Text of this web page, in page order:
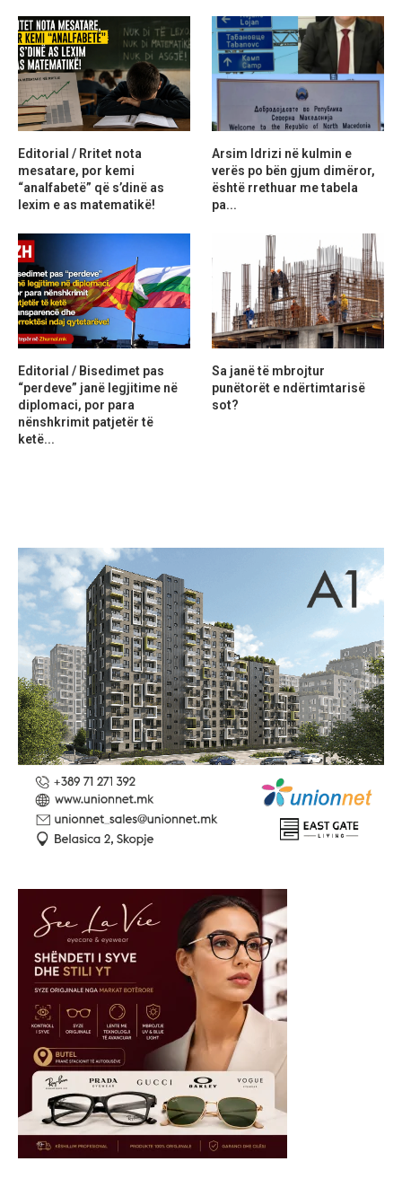
Editorial / Rritet nota
mesatare, por kemi
“analfabetë” që s’dinë as
lexim e as matematikë!
Arsim Idrizi në kulmin e
verës po bën gjum dimëror,
është rrethuar me tabela
pa...
Editorial / Bisedimet pas
“perdeve” janë legjitime në
diplomaci, por para
nënshkrimit patjetër të
ketë...
Sa janë të mbrojtur
punëtorët e ndërtimtarisë
sot?